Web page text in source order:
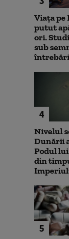
Viața pe
putut
ori.
sub
4
Nivelul
Dunării
Podul
din
5